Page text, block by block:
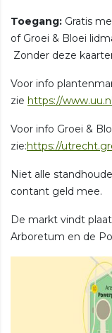
Toegang: Gratis
of Groei & Bloei
Zonder deze
Voor info
zie https://
Voor info Groei &
zie:https://
Niet alle
contant geld mee.
De markt vindt
Arboretum en de